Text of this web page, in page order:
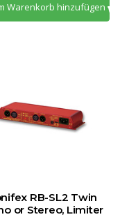
Warenkorb hinzufügen
RB-SL2 Twin
or Stereo, Limiter